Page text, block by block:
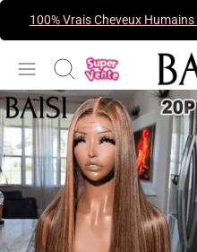
100% Vrais Cheveux
Recherche